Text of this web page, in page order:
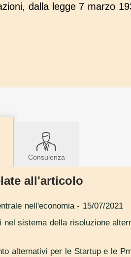
dalla legge 7 marzo
Consulenza
all'articolo
nell'economia- 15/07/2021
nel sistema della risoluzione
alternativi per le Startup e le